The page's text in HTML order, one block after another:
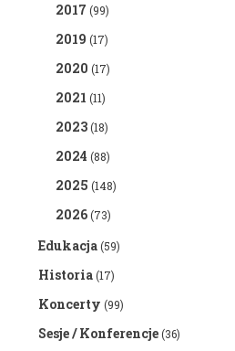
2017 (99)
2019 (17)
2020 (17)
2021 (11)
2023(18)
2024 (88)
2025 (148)
2026(73)
Edukacja(59)
Historia(17)
Koncerty (99)
Sesje / Konferencje(36)